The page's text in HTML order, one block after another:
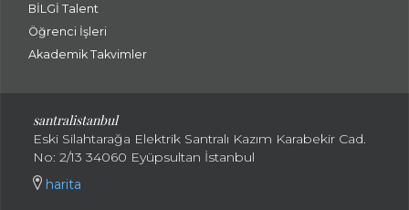
BİLGİ Talent
Öğrenci İşleri
Akademik Takvimler
santralistanbul
Eski Silahtarağa Elektrik Santralı Kazım Karabekir Cad.
No: 2/13 34060 Eyüpsultan İstanbul
harita